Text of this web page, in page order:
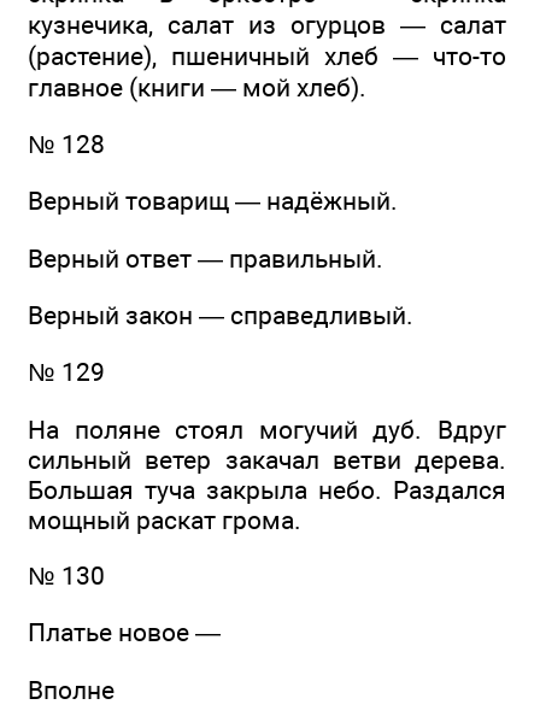
кузнечика, салат из огурцов — салат
(растение), пшеничный хлеб — что-то
главное (книги — мой хлеб).
№ 128
Верный товарищ — надёжный.
Верный ответ — правильный.
Верный закон — справедливый.
№ 129
На поляне стоял могучий дуб. Вдруг
сильный ветер закачал ветви дерева.
Большая туча закрыла небо. Раздался
мощный раскат грома.
№ 130
Платье новое —
Вполне